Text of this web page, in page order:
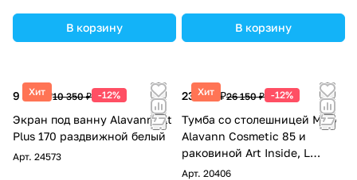
В корзину
В корзину
Хит
9 108 ₽10 350 ₽ -12%
Экран под ванну Alavann Alt
Plus 170 раздвижной белый
Арт. 24573
Хит
23 012 ₽26 150 ₽ -12%
Тумба со столешницей Мдф
Alavann Cosmetic 85 и
раковиной Art Inside, L
левая, корзина, под
Арт. 20406